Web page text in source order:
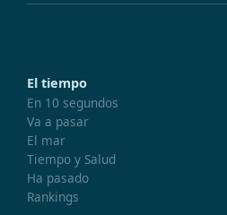
El tiempo
En 10 segundos
Va a pasar
El mar
Tiempo y Salud
Ha pasado
Rankings